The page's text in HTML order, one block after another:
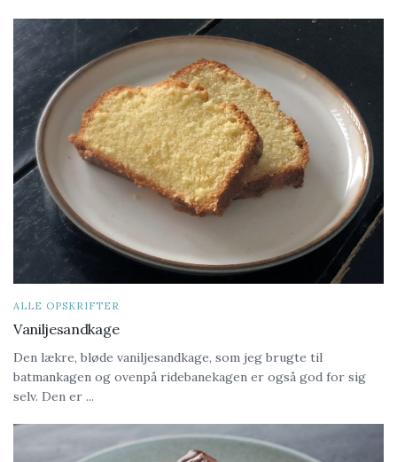
ALLE OPSKRIFTER
Vaniljesandkage
Den lækre, bløde vaniljesandkage, som jeg brugte til
batmankagen og ovenpå ridebanekagen er også god for sig
selv. Den er ...